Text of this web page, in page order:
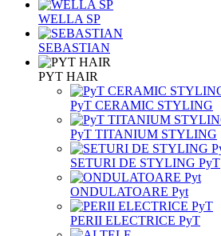
WELLA SP
SEBASTIAN
PYT HAIR
PyT CERAMIC STYLING
PyT TITANIUM STYLING
SETURI DE STYLING PyT
ONDULATOARE Pyt
PERII ELECTRICE PyT